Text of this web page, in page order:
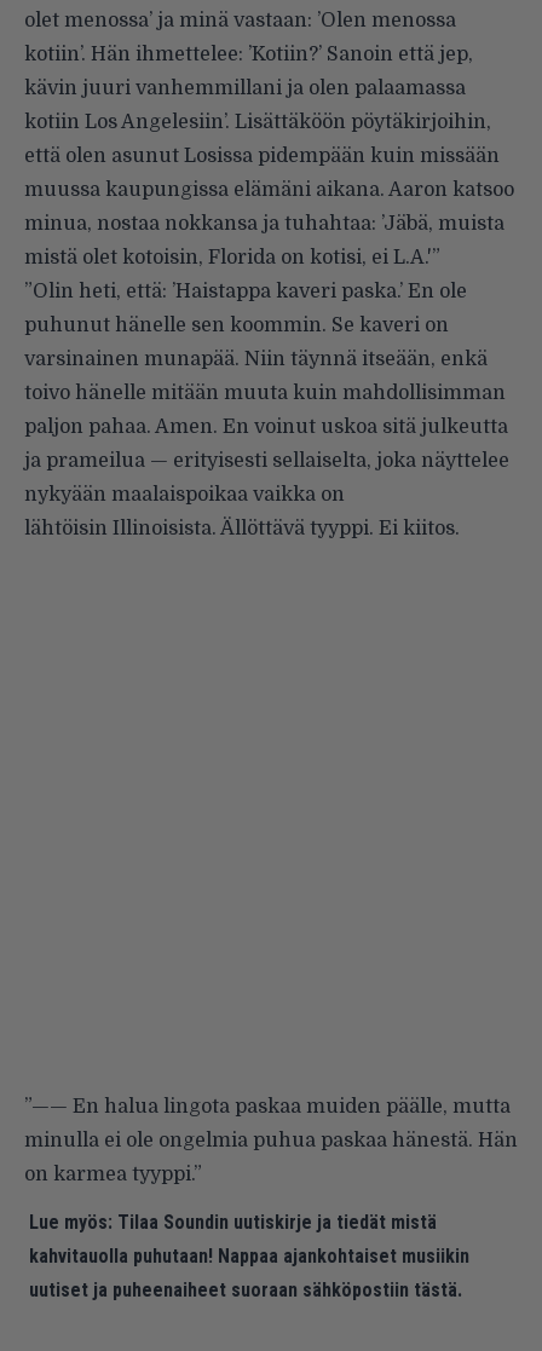
olet menossa’ ja minä vastaan: ’Olen menossa
kotiin’. Hän ihmettelee: ’Kotiin?’ Sanoin että jep,
kävin juuri vanhemmillani ja olen palaamassa
kotiin Los Angelesiin’. Lisättäköön pöytäkirjoihin,
että olen asunut Losissa pidempään kuin missään
muussa kaupungissa elämäni aikana. Aaron katsoo
minua, nostaa nokkansa ja tuhahtaa: ’Jäbä, muista
mistä olet kotoisin, Florida on kotisi, ei L.A.'”
”Olin heti, että: ’Haistappa kaveri paska.’ En ole
puhunut hänelle sen koommin. Se kaveri on
varsinainen munapää. Niin täynnä itseään, enkä
toivo hänelle mitään muuta kuin mahdollisimman
paljon pahaa. Amen. En voinut uskoa sitä julkeutta
ja prameilua — erityisesti sellaiselta, joka näyttelee
nykyään maalaispoikaa vaikka on
lähtöisin Illinoisista. Ällöttävä tyyppi. Ei kiitos.
”—— En halua lingota paskaa muiden päälle, mutta
minulla ei ole ongelmia puhua paskaa hänestä. Hän
on karmea tyyppi.”
Lue myös: Tilaa Soundin uutiskirje ja tiedät mistä
kahvitauolla puhutaan! Nappaa ajankohtaiset musiikin
uutiset ja puheenaiheet suoraan sähköpostiin tästä.